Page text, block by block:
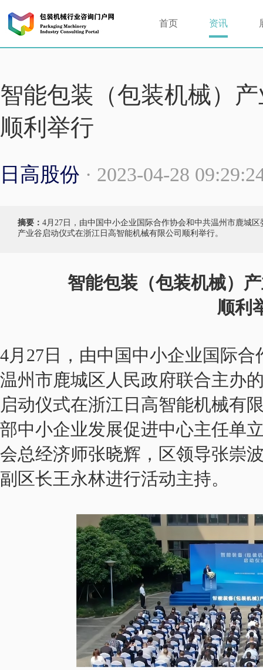
首页 资讯
智能包装（包装机械）
顺利举行
日高股份 · 2023-04-28
摘要： 4月27日，由中国中小企业国际合作协会和中共温州市鹿城
产业谷启动仪式在浙江日高智能机械有限公司顺利举行。
智能包装（包装机械）
顺利
4月27日，由中国中小企业国际
温州市鹿城区人民政府联合主办
启动仪式在浙江日高智能机械有
部中小企业发展促进中心主任单
会总经济师张晓辉，区领导张崇
副区长王永林进行活动主持。